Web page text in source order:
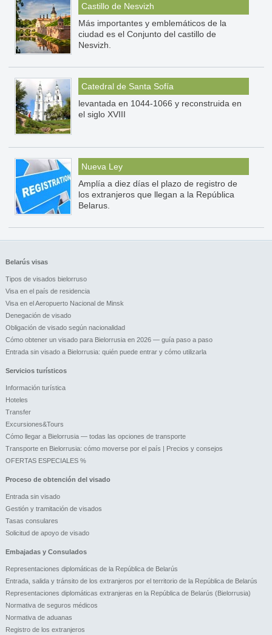
Сastillo de Nesvizh
Más importantes y emblemáticos de la
ciudad es el Conjunto del castillo de
Nesvizh.
Catedral de Santa Sofía
levantada en 1044-1066 y reconstruida en
el siglo XVIII
Nueva Ley
Amplía a diez días el plazo de registro de
los extranjeros que llegan a la República
Belarus.
Belarús visas
Tipos de visados bielorruso
Visa en el país de residencia
Visa en el Aeropuerto Nacional de Minsk
Denegación de visado
Obligación de visado según nacionalidad
Cómo obtener un visado para Bielorrusia en 2026 — guía paso a paso
Entrada sin visado a Bielorrusia: quién puede entrar y cómo utilizarla
Servicios turísticos
Información turística
Hoteles
Transfer
Excursiones&Tours
Cómo llegar a Bielorrusia — todas las opciones de transporte
Transporte en Bielorrusia: cómo moverse por el país | Precios y consejos
OFERTAS ESPECIALES %
Proceso de obtención del visado
Entrada sin visado
Gestión y tramitación de visados
Tasas consulares
Solicitud de apoyo de visado
Embajadas y Consulados
Representaciones diplomáticas de la República de Belarús
Entrada, salida y tránsito de los extranjeros por el territorio de la República de Belarús
Representaciones diplomáticas extranjeras en la República de Belarús (Bielorrusia)
Normativa de seguros médicos
Normativa de aduanas
Registro de los extranjeros